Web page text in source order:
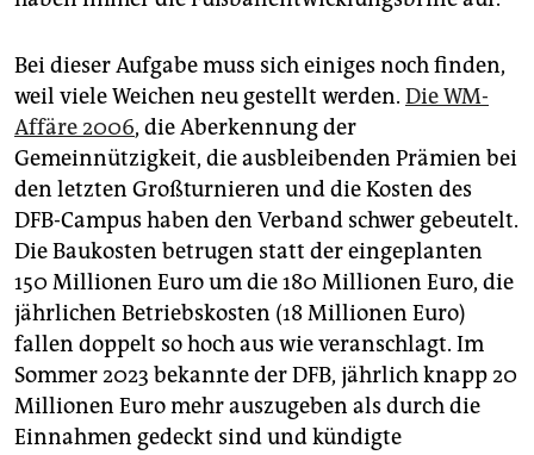
Bei dieser Aufgabe muss sich einiges noch finden,
weil viele Weichen neu gestellt werden. Die WM-
Affäre 2006, die Aberkennung der
Gemeinnützigkeit, die ausbleibenden Prämien bei
den letzten Großturnieren und die Kosten des
DFB-Campus haben den Verband schwer gebeutelt.
Die Baukosten betrugen statt der eingeplanten
150 Mil­lio­nen Euro um die 180 Mil­lio­nen Euro, die
jährlichen Betriebskosten (18 Millionen Euro)
fallen doppelt so hoch aus wie veranschlagt. Im
Sommer 2023 bekannte der DFB, jährlich knapp 20
Millionen Euro mehr auszugeben als durch die
Einnahmen gedeckt sind und kündigte